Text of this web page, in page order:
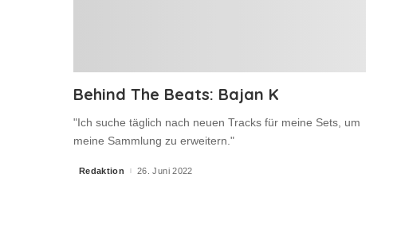
Behind The Beats: Bajan K
"Ich suche täglich nach neuen Tracks für meine Sets, um
meine Sammlung zu erweitern."
Posted
Redaktion 26. Juni 2022